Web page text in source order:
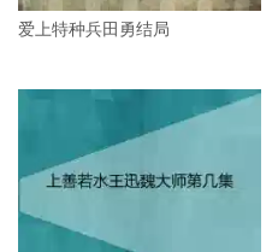
爱上特种兵田勇结局